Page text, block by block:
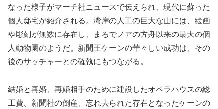
なった様子がマーチ社ニュースで伝えられ、現代に蘇った
個人邸宅が紹介される。湾岸の人工の巨大な山には、絵画
や彫刻が無数に存在し、まるでノアの方舟以来の最大の個
人動物園のようだ。新聞王ケーンの華々しい成功は、その
後のサッチャーとの確執にもつながる。
結婚と再婚、再婚相手のために建設したオペラハウスの総
工費、新聞社の倒産、忘れ去られた存在となったケーンの